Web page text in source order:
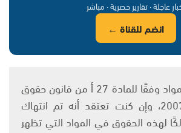
عاجلة · تقارير حصرية · مباشر
انضم للقناة ←
يتم الاستخدام المواد وفقًا للمادة 27 أ من قانون حقوق
التأليف والنشر 2007، وإن كنت تعتقد أنه تم انتهاك
لهذه الحقوق في المواد التي تظهر